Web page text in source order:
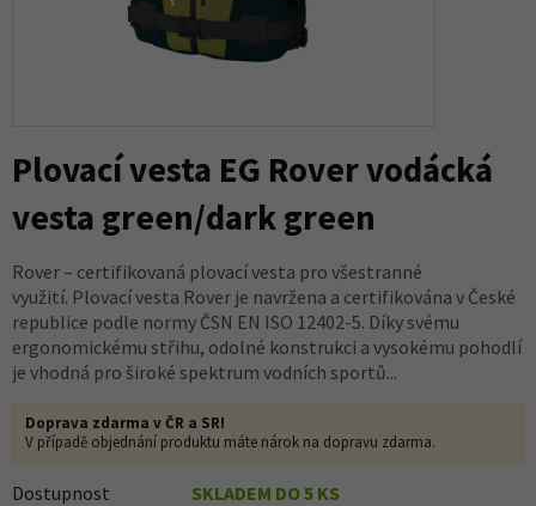
Plovací vesta EG Rover vodácká
vesta green/dark green
Rover – certifikovaná plovací vesta pro všestranné
využití. Plovací vesta Rover je navržena a certifikována v České
republice podle normy ČSN EN ISO 12402-5. Díky svému
ergonomickému střihu, odolné konstrukci a vysokému pohodlí
je vhodná pro široké spektrum vodních sportů...
Doprava zdarma v ČR a SR!
V případě objednání produktu máte nárok na dopravu zdarma.
Dostupnost
SKLADEM DO 5 KS